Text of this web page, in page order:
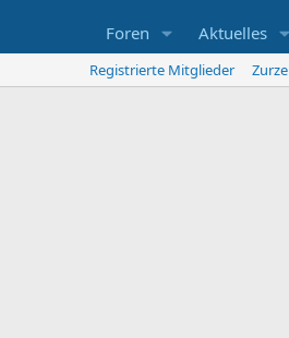
Foren Aktuelles
Registrierte Mitglieder